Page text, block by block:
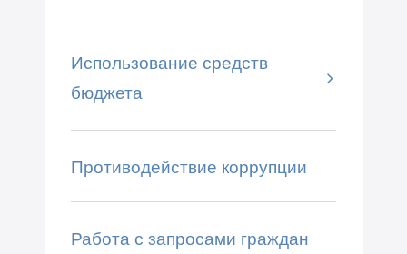
Использование средств
бюджета
Противодействие коррупции
Работа с запросами граждан